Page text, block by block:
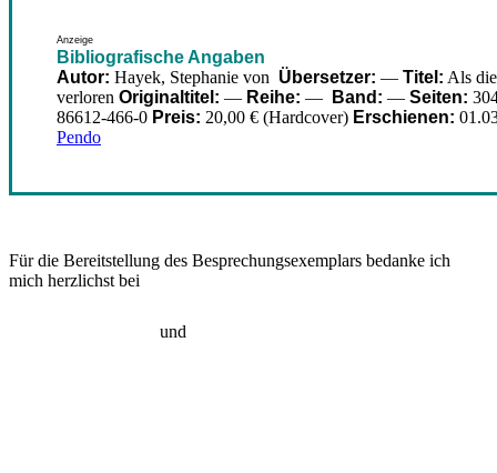
Anzeige
Bibliografische Angaben
Autor: Hayek, Stephanie von Übersetzer: — Titel: Als
verloren Originaltitel: — Reihe: — Band: — Seiten:
86612-466-0 Preis: 20,00 € (Hardcover) Erschienen:
Pendo
Für die Bereitstellung des Besprechungsexemplars bedanke ich
mich herzlichst bei
und